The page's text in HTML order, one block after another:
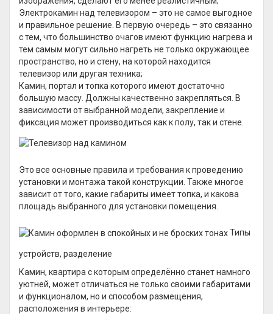
Электрокамин над телевизором – это не самое выгодное
и правильное решение. В первую очередь – это связанно
с тем, что большинство очагов имеют функцию нагрева и
тем самым могут сильно нагреть не только окружающее
пространство, но и стену, на которой находится
телевизор или другая техника;
Камин, портал и топка которого имеют достаточно
большую массу. Должны качественно закрепляться. В
зависимости от выбранной модели, закрепление и
фиксация может производиться как к полу, так и стене.
Это все основные правила и требования к проведению
установки и монтажа такой конструкции. Также многое
зависит от того, какие габариты имеет топка, и какова
площадь выбранного для установки помещения.
Типы
устройств, разделение
Камин, квартира с которым определённо станет намного
уютней, может отличаться не только своими габаритами
и функционалом, но и способом размещения,
расположения в интерьере: